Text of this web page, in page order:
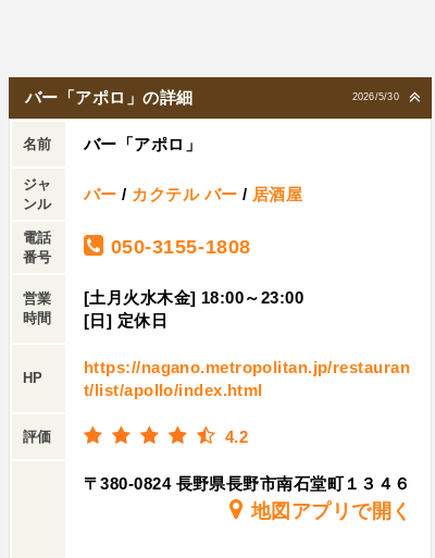
2026/5/30
バー「アポロ」の詳細
名前 バー「アポロ」
ジャ
ンル
バー / カクテル バー / 居酒屋
電話
番号
050-3155-1808
営業
時間
[土月火水木金] 18:00～23:00
[日] 定休日
HP
https://nagano.metropolitan.jp/restauran
t/list/apollo/index.html
評価 4.2
〒380-0824 長野県長野市南石堂町１３４６
地図アプリで開く